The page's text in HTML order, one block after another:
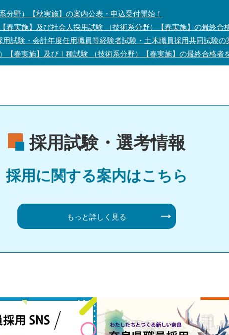
分野）【秋実施】の案内公表・申込受付開始！
春実施】及び社会人採用試験 （技術系分野）【春実施】の最終合
試験・会計年度任用職員等経験者試験・土木職員採用共同試験の
【春実施】及びⅠ種試験 （技術系分野）【春実施】の最終合格者
採用試験・選考情報
採用に関する案内はこちら
もっと詳しく見る